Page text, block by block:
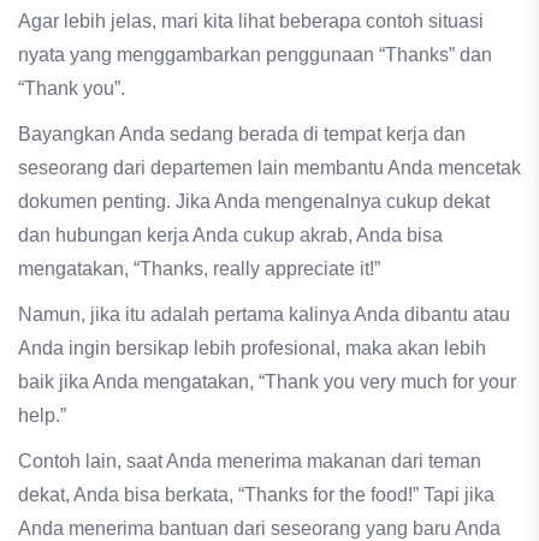
Agar lebih jelas, mari kita lihat beberapa contoh situasi
nyata yang menggambarkan penggunaan “Thanks” dan
“Thank you”.
Bayangkan Anda sedang berada di tempat kerja dan
seseorang dari departemen lain membantu Anda mencetak
dokumen penting. Jika Anda mengenalnya cukup dekat
dan hubungan kerja Anda cukup akrab, Anda bisa
mengatakan, “Thanks, really appreciate it!”
Namun, jika itu adalah pertama kalinya Anda dibantu atau
Anda ingin bersikap lebih profesional, maka akan lebih
baik jika Anda mengatakan, “Thank you very much for your
help.”
Contoh lain, saat Anda menerima makanan dari teman
dekat, Anda bisa berkata, “Thanks for the food!” Tapi jika
Anda menerima bantuan dari seseorang yang baru Anda